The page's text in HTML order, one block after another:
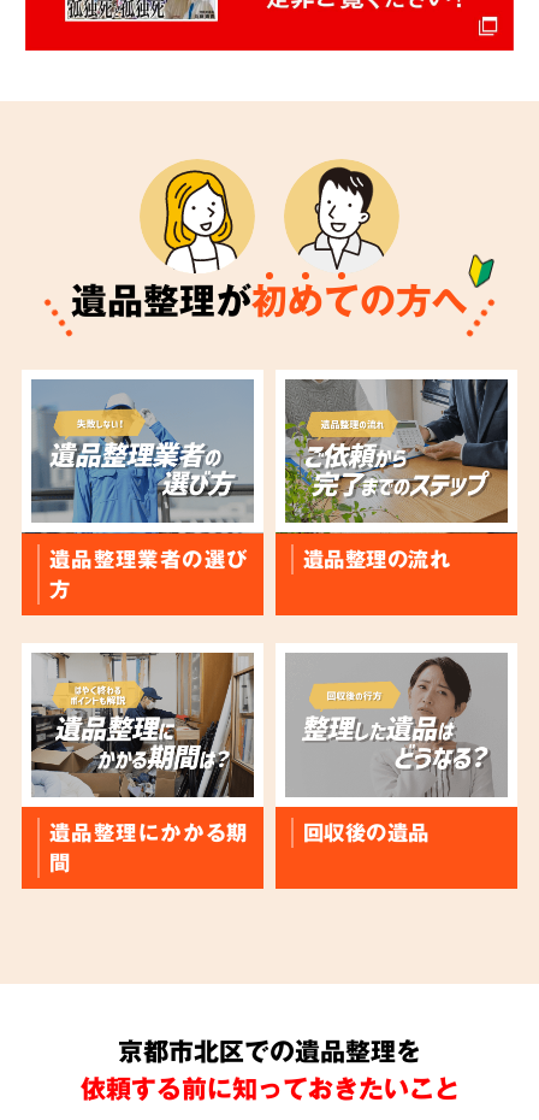
遺品整理が初めての方へ
遺品整理業者の選び
方
遺品整理の流れ
遺品整理にかかる期
間
回収後の遺品
京都市北区での遺品整理を
依頼する前に知っておきたいこと